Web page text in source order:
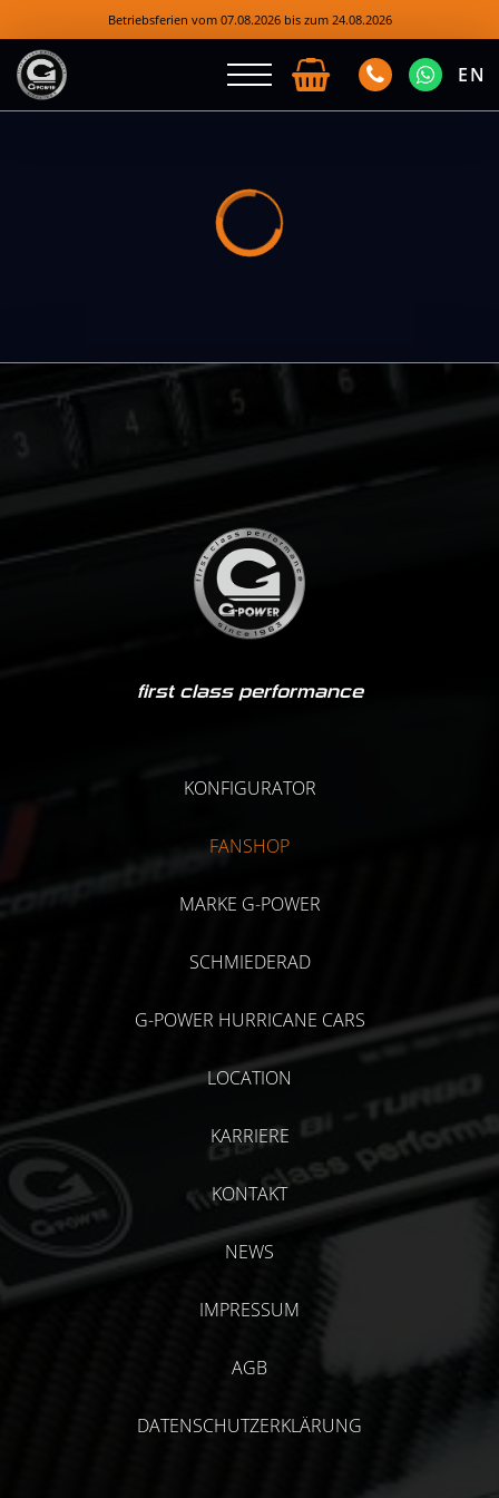
Betriebsferien vom 07.08.2026 bis zum 24.08.2026
EN
first class performance
KONFIGURATOR
FANSHOP
MARKE G-POWER
SCHMIEDERAD
G-POWER HURRICANE CARS
LOCATION
KARRIERE
KONTAKT
NEWS
IMPRESSUM
AGB
DATENSCHUTZERKLÄRUNG